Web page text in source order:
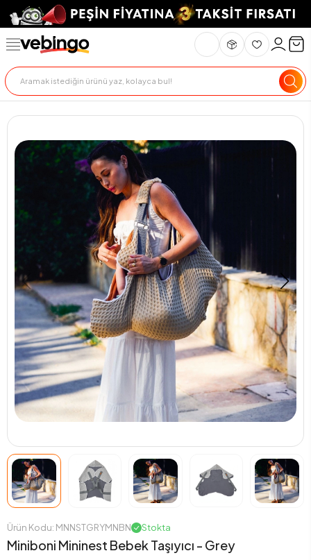
Ürün Kodu: MNNSTGRYMNBN Stokta
Miniboni Mininest Bebek Taşıyıcı - Grey
Genel Bakış Ürün Açıklaması Teslimat Ve İade Ödeme